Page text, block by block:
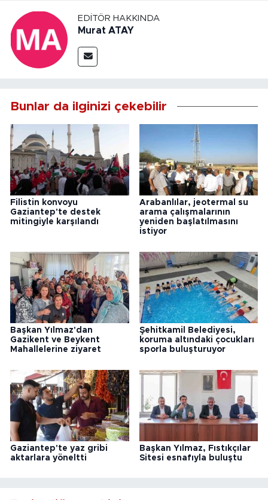
EDITÖR HAKKINDA
Murat ATAY
Bunlar da ilginizi çekebilir
Filistin konvoyu
Gaziantep'te destek
mitingiyle karşılandı
Arabanlılar, jeotermal su
arama çalışmalarının
yeniden başlatılmasını
istiyor
Başkan Yılmaz'dan
Gazikent ve Beykent
Mahallelerine ziyaret
Şehitkamil Belediyesi,
koruma altındaki çocukları
sporla buluşturuyor
Gaziantep'te yaz gribi
aktarlara yöneltti
Başkan Yılmaz, Fıstıkçılar
Sitesi esnafıyla buluştu